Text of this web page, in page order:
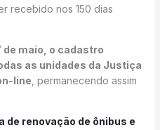
recebido nos 150 dias
de maio, o cadastro
as unidades da Justiça
line , permanecendo assim
de renovação de ônibus e